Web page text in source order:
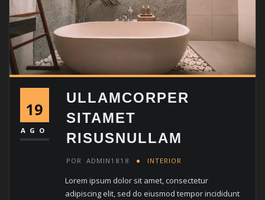
19
AGO
ULLAMCORPER
SITAMET
RISUSNULLAM
POR ADMIN1818 INTERIOR
Lorem ipsum dolor sit amet, consectetur
adipiscing elit, sed do eiusmod tempor incididunt